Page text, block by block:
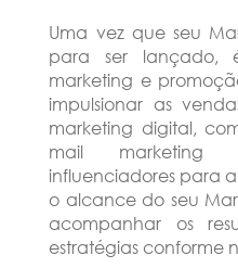
Uma vez que seu
para ser
marketing e
impulsionar as
marketing digital,
mail marketing
influenciadores para
o alcance do seu
acompanhar os
estratégias conforme